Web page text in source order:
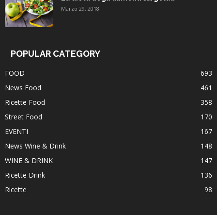
Marzo 29, 2018
POPULAR CATEGORY
FOOD
693
News Food
461
Ricette Food
358
Street Food
170
EVENTI
167
News Wine & Drink
148
WINE & DRINK
147
Ricette Drink
136
Ricette
98